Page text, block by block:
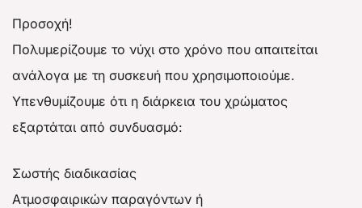
Προσοχή!
Πολυμερίζουμε το νύχι στο χρόνο που απαιτείται
ανάλογα με τη συσκευή που χρησιμοποιούμε.
Υπενθυμίζουμε ότι η διάρκεια του χρώματος
εξαρτάται από συνδυασμό:
Σωστής διαδικασίας
Aτμοσφαιρικών παραγόντων ή